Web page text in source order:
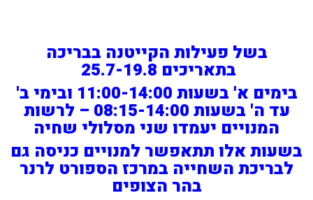
בשל פעילות הקייטנה בבריכה
בתאריכים 25.7-19.8
בימים א' בשעות 11:00-14:00 ובימי ב'
עד ה' בשעות 08:15-14:00 – לרשות
המנויים יעמדו שני מסלולי שחיה
בשעות אלו תתאפשר למנויים כניסה גם
לבריכת השחייה במרכז הספורט לרנר
בהר הצופים